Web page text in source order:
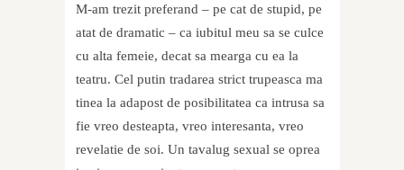
M-am trezit preferand – pe cat de stupid, pe
atat de dramatic – ca iubitul meu sa se culce
cu alta femeie, decat sa mearga cu ea la
teatru. Cel putin tradarea strict trupeasca ma
tinea la adapost de posibilitatea ca intrusa sa
fie vreo desteapta, vreo interesanta, vreo
revelatie de soi. Un tavalug sexual se oprea